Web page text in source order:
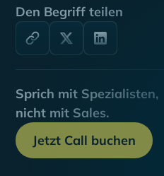
Den Begriff teilen
Sprich mit Spezialisten,
nicht mit Sales.
Jetzt Call buchen